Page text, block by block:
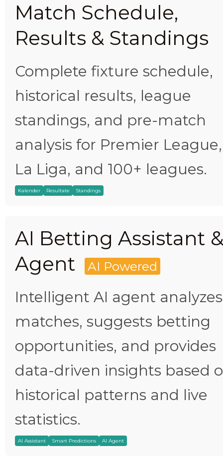
Match Schedule,
Results & Standings
Complete fixture schedule,
historical results, league
standings, and pre-match
analysis for Premier League,
La Liga, and 100+ leagues.
Kalender Resultate Standings
AI Betting Assistant
Agent
AI Powered
Intelligent AI agent analyzes
matches, suggests betting
opportunities, and provides
data-driven insights based
historical patterns and live
statistics.
AI Assistant Smart Predictions AI Agent